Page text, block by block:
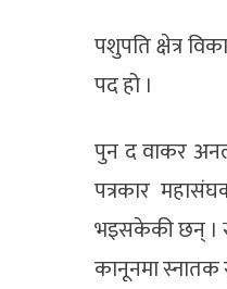
पशुपति क्षेत्र
पद हो ।
पुन द वाकर
पत्रकार
भइसकेकी छन् ।
कानूनमा स्नातक